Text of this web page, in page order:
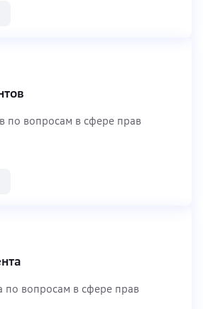
по вопросам в сфере прав
по вопросам в сфере прав